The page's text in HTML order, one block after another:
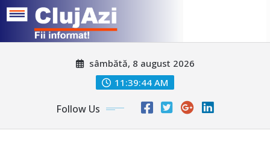
sâmbătă, 8 august 2026
11:39:47 AM
Follow Us